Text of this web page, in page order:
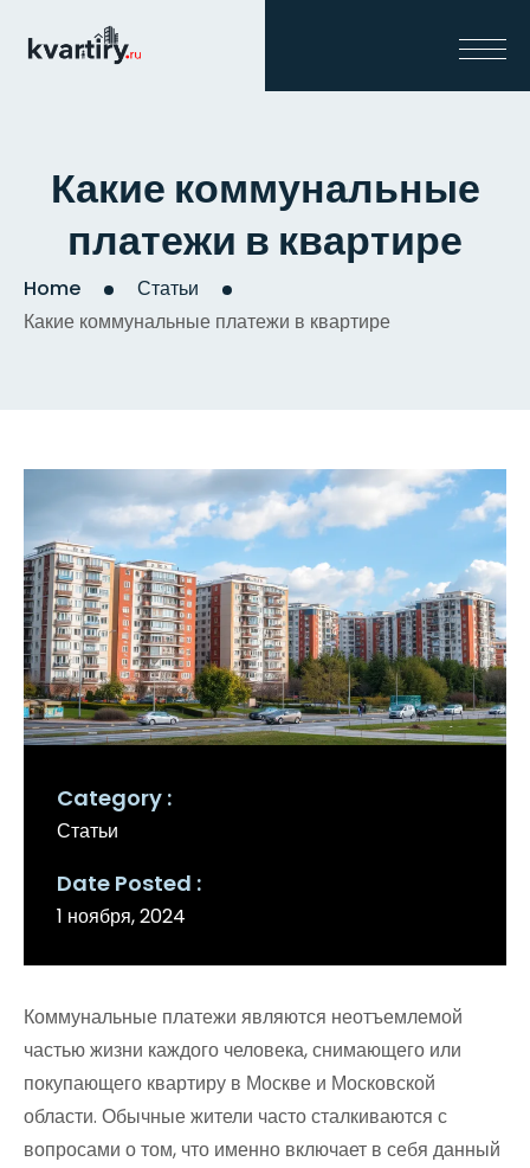
Какие коммунальные
платежи в квартире
Home
Статьи
Какие коммунальные платежи в квартире
Category
Статьи
Date Posted
1 ноября, 2024
Коммунальные платежи являются неотъемлемой
частью жизни каждого человека, снимающего или
покупающего квартиру в Москве и Московской
области. Обычные жители часто сталкиваются с
вопросами о том, что именно включает в себя данный